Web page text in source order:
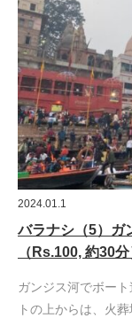
2024.01.1
バラナシ（5）
（Rs.100, 約30分
ガンジス河でボー
トの上からは、火